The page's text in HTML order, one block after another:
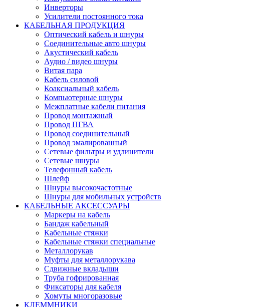
Инверторы
Усилители постоянного тока
КАБЕЛЬНАЯ ПРОДУКЦИЯ
Оптический кабель и шнуры
Соединительные авто шнуры
Акустический кабель
Аудио / видео шнуры
Витая пара
Кабель силовой
Коаксиальный кабель
Компьютерные шнуры
Межплатные кабели питания
Провод монтажный
Провод ПГВА
Провод соединительный
Провод эмалированный
Сетевые фильтры и удлинители
Сетевые шнуры
Телефонный кабель
Шлейф
Шнуры высокочастотные
Шнуры для мобильных устройств
КАБЕЛЬНЫЕ АКСЕССУАРЫ
Маркеры на кабель
Бандаж кабельный
Кабельные стяжки
Кабельные стяжки специальные
Металлорукав
Муфты для металлорукава
Сдвижные вкладыши
Труба гофрированная
Фиксаторы для кабеля
Хомуты многоразовые
КЛЕММНИКИ